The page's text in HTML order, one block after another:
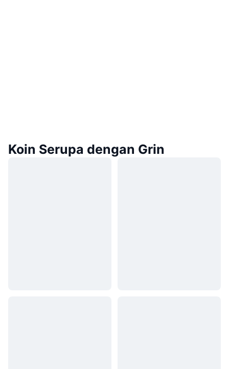
Koin Serupa dengan Grin